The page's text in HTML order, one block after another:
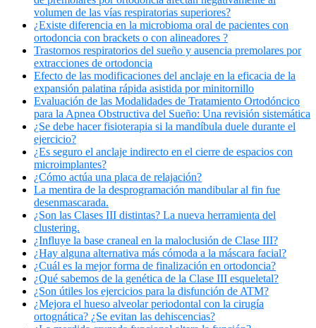
volumen de las vías respiratorias superiores?
¿Existe diferencia en la microbioma oral de pacientes con
ortodoncia con brackets o con alineadores ?
Trastornos respiratorios del sueño y ausencia premolares por
extracciones de ortodoncia
Efecto de las modificaciones del anclaje en la eficacia de la
expansión palatina rápida asistida por minitornillo
Evaluación de las Modalidades de Tratamiento Ortodóncico
para la Apnea Obstructiva del Sueño: Una revisión sistemática
¿Se debe hacer fisioterapia si la mandíbula duele durante el
ejercicio?
¿Es seguro el anclaje indirecto en el cierre de espacios con
microimplantes?
¿Cómo actúa una placa de relajación?
La mentira de la desprogramación mandibular al fin fue
desenmascarada.
¿Son las Clases III distintas? La nueva herramienta del
clustering.
¿Influye la base craneal en la maloclusión de Clase III?
¿Hay alguna alternativa más cómoda a la máscara facial?
¿Cuál es la mejor forma de finalización en ortodoncia?
¿Qué sabemos de la genética de la Clase III esqueletal?
¿Son útiles los ejercicios para la disfunción de ATM?
¿Mejora el hueso alveolar periodontal con la cirugía
ortognática? ¿Se evitan las dehiscencias?